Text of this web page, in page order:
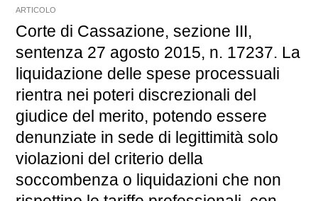
ARTICOLO
Corte di Cassazione, sezione III,
sentenza 27 agosto 2015, n. 17237. La
liquidazione delle spese processuali
rientra nei poteri discrezionali del
giudice del merito, potendo essere
denunziate in sede di legittimità solo
violazioni del criterio della
soccombenza o liquidazioni che non